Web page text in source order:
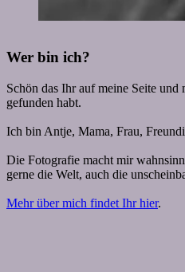
Wer bin ich?
Schön das Ihr auf meine Seite
gefunden habt.
Ich bin Antje, Mama, Frau,
Die Fotografie macht mir
gerne die Welt, auch die
Mehr über mich findet Ihr hier.